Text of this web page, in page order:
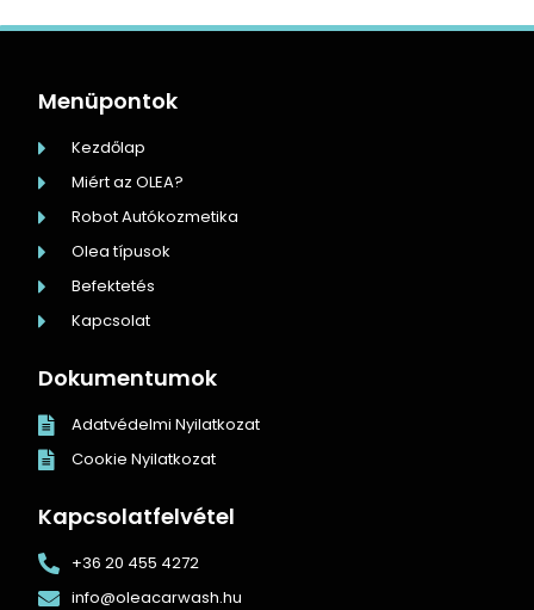
Menüpontok
Kezdőlap
Miért az OLEA?
Robot Autókozmetika
Olea típusok
Befektetés
Kapcsolat
Dokumentumok
Adatvédelmi Nyilatkozat
Cookie Nyilatkozat
Kapcsolatfelvétel
+36 20 455 4272
info@oleacarwash.hu